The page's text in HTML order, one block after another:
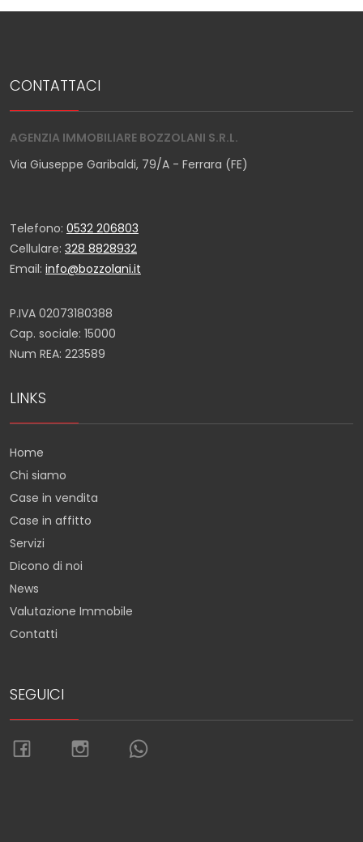
CONTATTACI
AGENZIA IMMOBILIARE BOZZOLANI S.R.L.
Via Giuseppe Garibaldi, 79/A - Ferrara (FE)
Telefono: 0532 206803
Cellulare: 328 8828932
Email: info@bozzolani.it
P.IVA 02073180388
Cap. sociale: 15000
Num REA: 223589
LINKS
Home
Chi siamo
Case in vendita
Case in affitto
Servizi
Dicono di noi
News
Valutazione Immobile
Contatti
SEGUICI